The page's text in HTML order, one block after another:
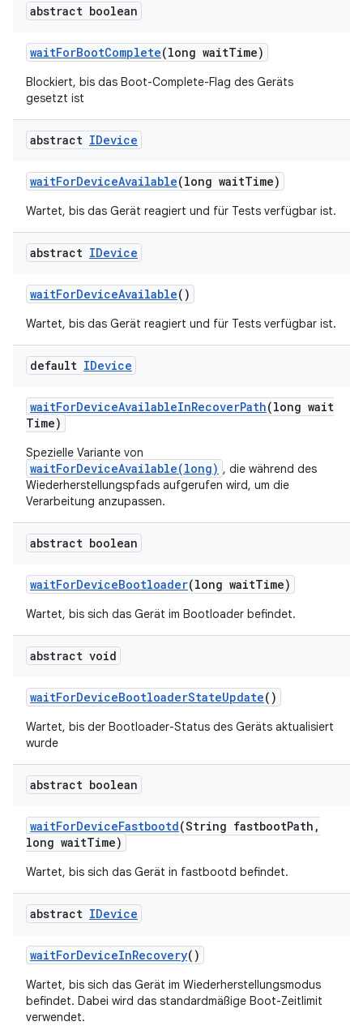
abstract boolean
waitForBootComplete(long waitTime)
Blockiert, bis das Boot-Complete-Flag des Geräts
gesetzt ist
abstract IDevice
waitForDeviceAvailable(long waitTime)
Wartet, bis das Gerät reagiert und für Tests verfügbar ist.
abstract IDevice
waitForDeviceAvailable()
Wartet, bis das Gerät reagiert und für Tests verfügbar ist.
default IDevice
waitForDeviceAvailableInRecoverPath(long wait
Time)
Spezielle Variante von
waitForDeviceAvailable(long) , die während des
Wiederherstellungspfads aufgerufen wird, um die
Verarbeitung anzupassen.
abstract boolean
waitForDeviceBootloader(long waitTime)
Wartet, bis sich das Gerät im Bootloader befindet.
abstract void
waitForDeviceBootloaderStateUpdate()
Wartet, bis der Bootloader-Status des Geräts aktualisiert
wurde
abstract boolean
waitForDeviceFastbootd(String fastbootPath ,
long waitTime)
Wartet, bis sich das Gerät in fastbootd befindet.
abstract IDevice
waitForDeviceInRecovery()
Wartet, bis sich das Gerät im Wiederherstellungsmodus
befindet. Dabei wird das standardmäßige Boot-Zeitlimit
verwendet.